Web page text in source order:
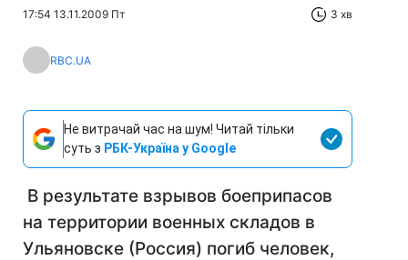
17:54 13.11.2009 Пт 3 хв
RBC.UA
Не витрачай час на шум! Читай тільки
суть з РБК-Україна у Google
В результате взрывов боеприпасов
на территории военных складов в
Ульяновске (Россия) погиб человек,